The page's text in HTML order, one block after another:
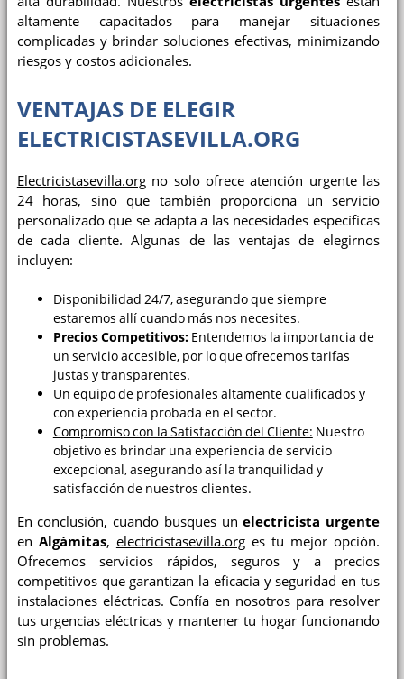
altamente capacitados para manejar situaciones
complicadas y brindar soluciones efectivas, minimizando
riesgos y costos adicionales.
VENTAJAS DE ELEGIR
ELECTRICISTASEVILLA.ORG
Electricistasevilla.orgno solo ofrece atención urgente las
24 horas, sino que también proporciona un servicio
personalizado que se adapta a las necesidades específicas
de cada cliente. Algunas de las ventajas de elegirnos
incluyen:
Disponibilidad 24/7, asegurando que siempre
estaremos allí cuando más nos necesites.
Precios Competitivos:Entendemos la importancia de
un servicio accesible, por lo que ofrecemos tarifas
justas y transparentes.
Un equipo de profesionales altamente cualificados y
con experiencia probada en el sector.
Compromiso con la Satisfacción del Cliente: Nuestro
objetivo es brindar una experiencia de servicio
excepcional, asegurando así la tranquilidad y
satisfacción de nuestros clientes.
En conclusión, cuando busques unelectricista urgente
en Algámitas, electricistasevilla.orges tu mejor opción.
Ofrecemos servicios rápidos, seguros y a precios
competitivos que garantizan la eficacia y seguridad en tus
instalaciones eléctricas. Confía en nosotros para resolver
tus urgencias eléctricas y mantener tu hogar funcionando
sin problemas.